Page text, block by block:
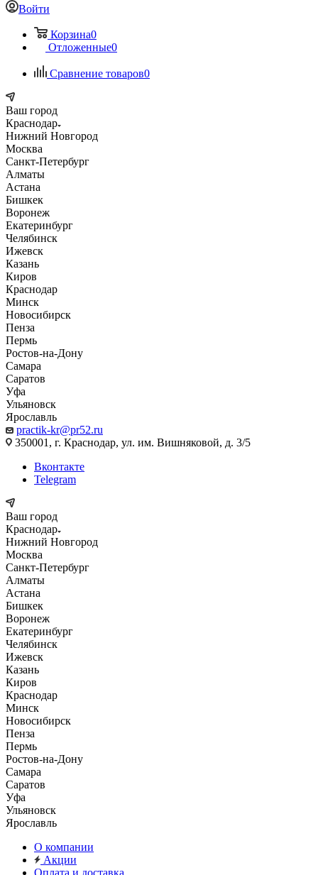
Войти
Корзина0
Отложенные0
Сравнение товаров0
Ваш город
Краснодар
Нижний Новгород
Москва
Санкт-Петербург
Алматы
Астана
Бишкек
Воронеж
Екатеринбург
Челябинск
Ижевск
Казань
Киров
Краснодар
Минск
Новосибирск
Пенза
Пермь
Ростов-на-Дону
Самара
Саратов
Уфа
Ульяновск
Ярославль
practik-kr@pr52.ru
350001, г. Краснодар, ул. им. Вишняковой, д. 3/5
Вконтакте
Telegram
Ваш город
Краснодар
Нижний Новгород
Москва
Санкт-Петербург
Алматы
Астана
Бишкек
Воронеж
Екатеринбург
Челябинск
Ижевск
Казань
Киров
Краснодар
Минск
Новосибирск
Пенза
Пермь
Ростов-на-Дону
Самара
Саратов
Уфа
Ульяновск
Ярославль
О компании
Акции
Оплата и доставка